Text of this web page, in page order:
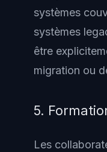
systèmes
systèmes
être
migration ou
5.
Les